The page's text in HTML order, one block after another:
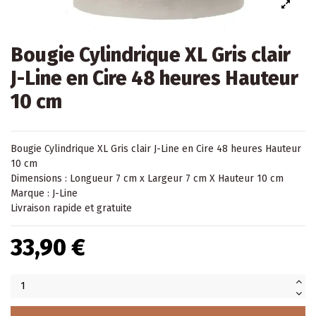
Bougie Cylindrique XL Gris clair
J-Line en Cire 48 heures Hauteur
10 cm
Bougie Cylindrique XL Gris clair J-Line en Cire 48 heures Hauteur
10 cm
Dimensions : Longueur 7 cm x Largeur 7 cm X Hauteur 10 cm
Marque : J-Line
Livraison rapide et gratuite
33,90 €